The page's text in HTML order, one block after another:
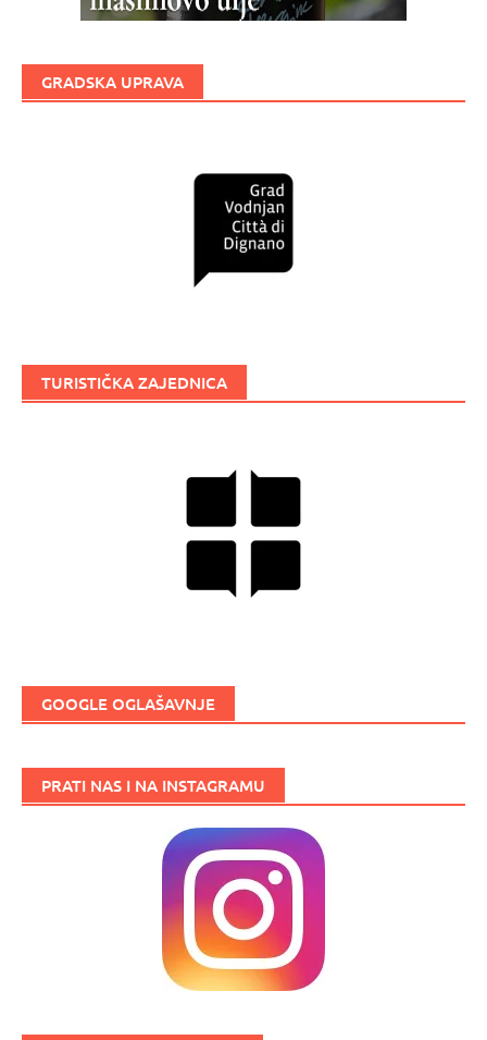
GRADSKA UPRAVA
TURISTIČKA ZAJEDNICA
GOOGLE OGLAŠAVNJE
PRATI NAS I NA INSTAGRAMU